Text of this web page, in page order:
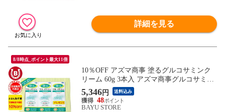
詳細を見る
8/8時点_ポイント最大11倍
10％OFF アズマ商事 塗るグルコサミンク
リーム 60g 3本入 アズマ商事グルコサミン
関節痛 膝用 肘用 クリーム 旅美人 グルコ
サミン 無香料 旅美人クリーム アズマ商事
グルコサミンクリーム ボディクリーム 体
5,346円 送料込み
48
BAYU STORE